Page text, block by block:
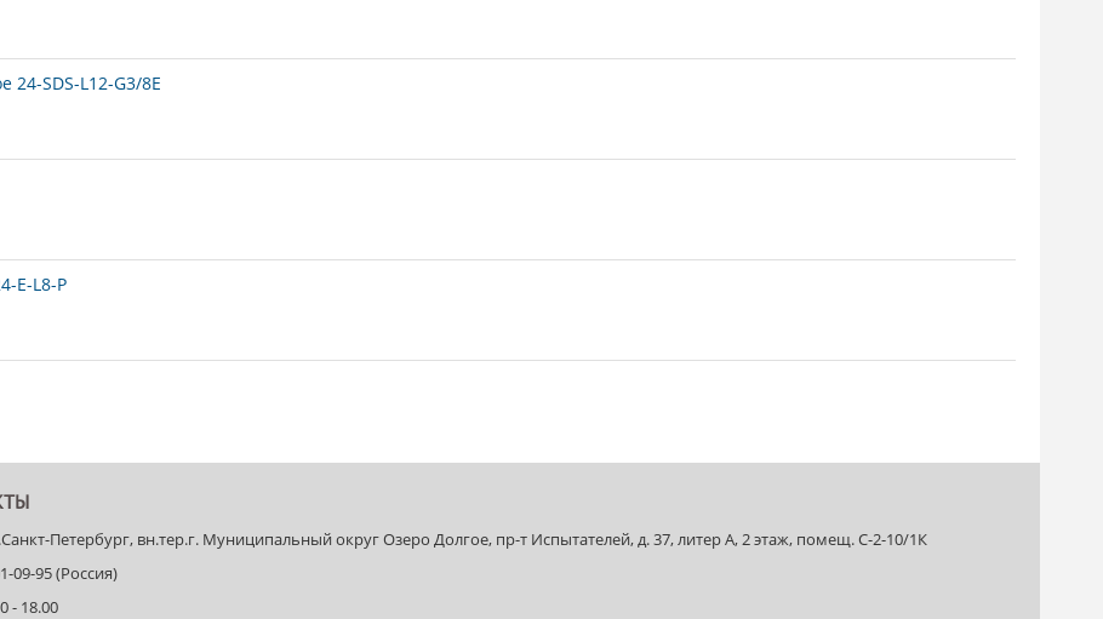
SDS-L12-G3/8E
E-L8-P
Петербург, вн.тер.г. Муниципальный округ Озеро Долгое, пр-т Испытателей, д. 37, литер А, 2 этаж, помещ. С-2-10/1К
09-95 (Россия)
- 18.00